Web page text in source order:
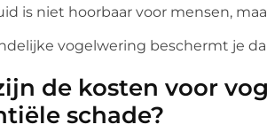
is niet hoorbaar voor mensen,
vogelwering beschermt je
de kosten voor
schade?